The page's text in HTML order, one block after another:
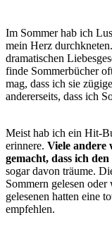
Im Sommer hab ich
mein Herz
dramatischen
finde Sommerbücher
mag, dass ich sie
andererseits, dass ich
Meist hab ich ein Hit-
erinnere. Viele andere
gemacht, dass ich
sogar davon träume.
Sommern gelesen oder
gelesenen hatten eine
empfehlen.